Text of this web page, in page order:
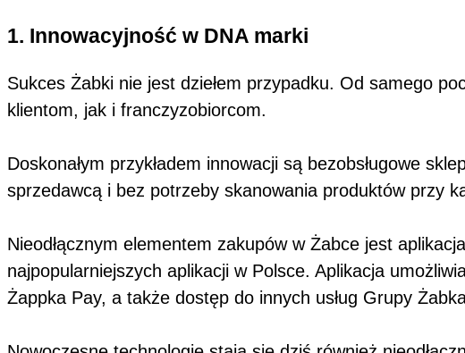
1. Innowacyjność w DNA marki
Sukces Żabki nie jest dziełem przypadku. Od samego
klientom, jak i franczyzobiorcom.
Doskonałym przykładem innowacji są bezobsługowe
sprzedawcą i bez potrzeby skanowania produktów przy
Nieodłącznym elementem zakupów w Żabce jest
najpopularniejszych aplikacji w Polsce. Aplikacja
Żappka Pay, a także dostęp do innych usług Grupy